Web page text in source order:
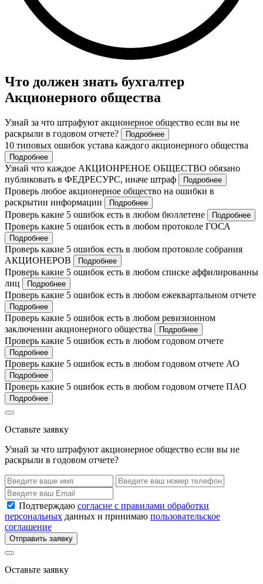
Что должен знать бухгалтер
Акционерного общества
Узнай за что штрафуют акционерное общество если вы не
раскрыли в годовом отчете?
Подробнее
10 типовых ошибок устава каждого акционерного общества
Подробнее
Узнай что каждое АКЦИОНРЕНОЕ ОБЩЕСТВО обязано
публиковать в ФЕДРЕСУРС, иначе штраф
Подробнее
Проверь любое акционерное общество на ошибки в
раскрытии информации
Подробнее
Проверь какие 5 ошибок есть в любом бюллетене Подробнее
Проверь какие 5 ошибок есть в любом протоколе ГОСА
Подробнее
Проверь какие 5 ошибок есть в любом протоколе собрания
АКЦИОНЕРОВ
Подробнее
Проверь какие 5 ошибок есть в любом списке аффилированны
лиц
Подробнее
Проверь какие 5 ошибок есть в любом ежеквартальном отчете
Подробнее
Проверь какие 5 ошибок есть в любом ревизионном
заключении акционерного общества
Подробнее
Проверь какие 5 ошибок есть в любом годовом отчете
Подробнее
Проверь какие 5 ошибок есть в любом годовом отчете АО
Подробнее
Проверь какие 5 ошибок есть в любом годовом отчете ПАО
Подробнее
Оставьте заявку
Узнай за что штрафуют акционерное общество если вы не
раскрыли в годовом отчете?
Подтверждаю согласие с правилами обработки
персональных данных и принимаю пользовательское
соглашение
Отправить заявку
Оставьте заявку